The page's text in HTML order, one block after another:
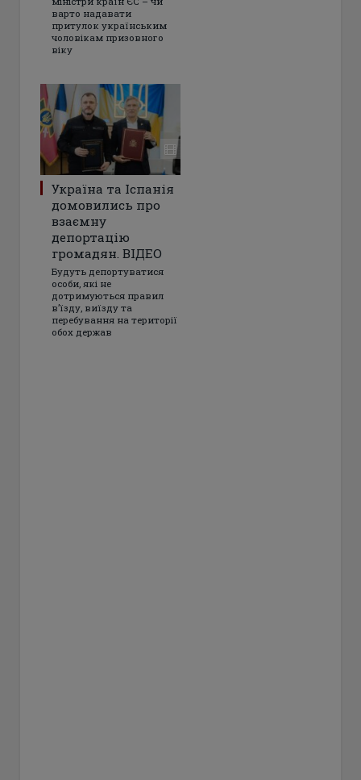
варто надавати
притулок українським
чоловікам призовного
віку
Україна та Іспанія
домовились про
взаємну
депортацію
громадян. ВІДЕО
Будуть депортуватися
особи, які не
дотримуються правил
в’їзду, виїзду та
перебування на території
обох держав